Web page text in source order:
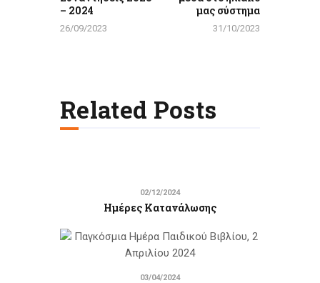
– 2024
26/09/2023
μας σύστημα
31/10/2023
Related Posts
02/12/2024
Ημέρες Κατανάλωσης
03/04/2024